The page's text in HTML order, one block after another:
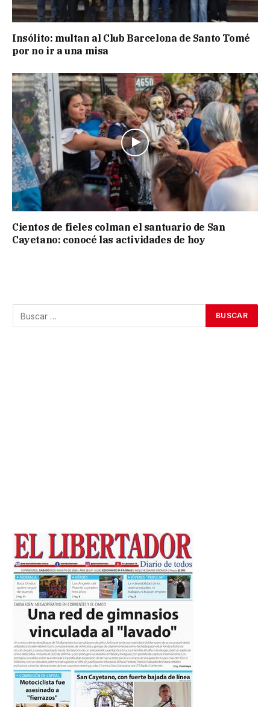
Insólito: multan al Club Barcelona de Santo Tomé
por no ir a una misa
Cientos de fieles colman el santuario de San
Cayetano: conocé las actividades de hoy